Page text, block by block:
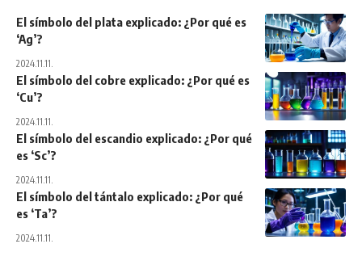
El símbolo del plata explicado: ¿Por qué es
‘Ag’?
2024.11.11.
El símbolo del cobre explicado: ¿Por qué es
‘Cu’?
2024.11.11.
El símbolo del escandio explicado: ¿Por qué
es ‘Sc’?
2024.11.11.
El símbolo del tántalo explicado: ¿Por qué
es ‘Ta’?
2024.11.11.